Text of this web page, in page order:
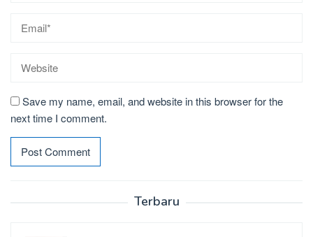
Save my name, email, and website in this browser for the
next time I comment.
Terbaru